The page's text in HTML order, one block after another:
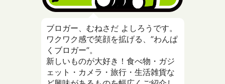
ブロガー、むねさだ よしろうです。
ワクワク感で笑顔を拡げる、”わんぱ
くブロガー”。
新しいものが大好き！食べ物・ガジ
ェット・カメラ・旅行・生活雑貨な